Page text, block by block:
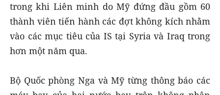
trong khi Liên minh do Mỹ đứng đầu gồm 60
thành viên tiến hành các đợt không kích nhằm
vào các mục tiêu của IS tại Syria và Iraq trong
hơn một năm qua.
Bộ Quốc phòng Nga và Mỹ từng thông báo các